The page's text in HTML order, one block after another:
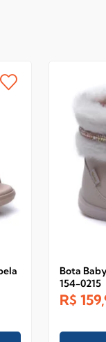
Bota
154-0215
R$